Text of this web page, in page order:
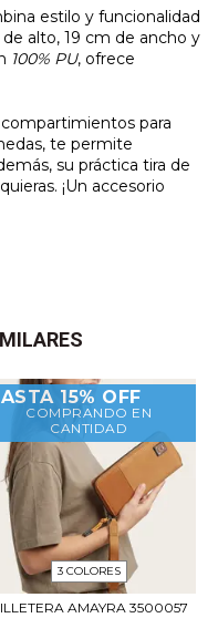
estilo y funcionalidad
alto, 19 cm de ancho y
100% PU, ofrece
para
te permite
su práctica tira de
¡Un accesorio
15% OFF
COMPRANDO EN
CANTIDAD
3 COLORES
AMAYRA 3500057